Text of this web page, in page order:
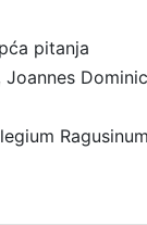
pitanja
Joannes